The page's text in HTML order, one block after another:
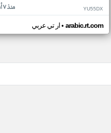
منذ ٧ أشهر YU55DX
ار تي عربي• arabic.rt.com